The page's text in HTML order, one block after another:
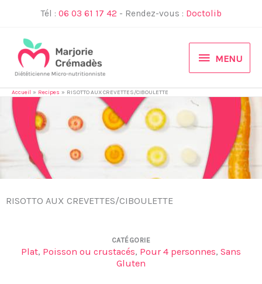
Tél : 06 03 61 17 42 - Rendez-vous : Doctolib
MENU
MENU
Accueil Recipes RISOTTO AUX CREVETTES/CIBOULETTE
RISOTTO AUX CREVETTES/CIBOULETTE
CATÉGORIE
Plat, Poisson ou crustacés, Pour 4 personnes, Sans
Gluten